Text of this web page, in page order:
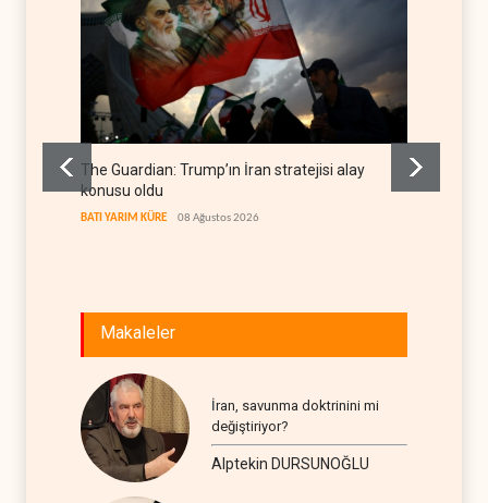
The Guardian: Trump’ın İran stratejisi alay
konusu oldu
BATI YARIM KÜRE 08 Ağustos 2026
Makaleler
İran, savunma doktrinini mi
değiştiriyor?
Alptekin DURSUNOĞLU